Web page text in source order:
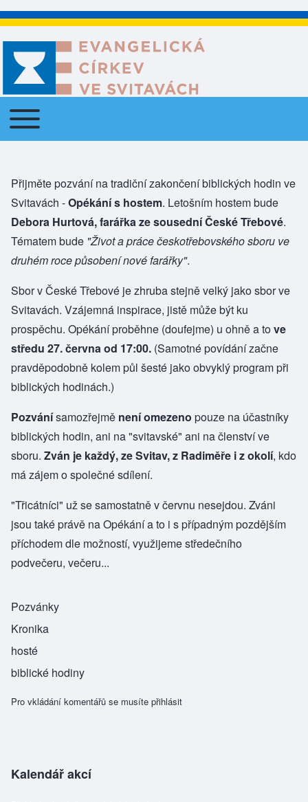
Main navigation
Toggle main menu
Přijměte pozvání na tradiční zakončení biblických hodin ve
Svitavách -Opékání s hostem. Letošním hostem bude
Debora Hurtová, farářka ze sousední České Třebové.
Tématem bude "Život a práce českotřebovského sboru ve
druhém roce působení nové farářky".
Sbor v České Třebové je zhruba stejně velký jako sbor ve
Svitavách. Vzájemná inspirace, jistě může být ku
prospěchu. Opékání proběhne (doufejme) u ohně a tove
středu 27. června od 17:00. (Samotné povídání začne
pravděpodobně kolem půl šesté jako obvyklý program při
biblických hodinách.)
Pozvánísamozřejmě není omezeno pouze na účastníky
biblických hodin, ani na "svitavské" ani na členství ve
sboru. Zván je každý, ze Svitav, z Radiměře i z okolí, kdo
má zájem o společné sdílení.
"Třicátníci" už se samostatně v červnu nesejdou. Zváni
jsou také právě na Opékání a to i s případným pozdějším
příchodem dle možností, využijeme středečního
podvečeru, večeru...
Pozvánky
Kronika
hosté
biblické hodiny
Pro vkládání komentářů se musíte přihlásit
Kalendář akcí